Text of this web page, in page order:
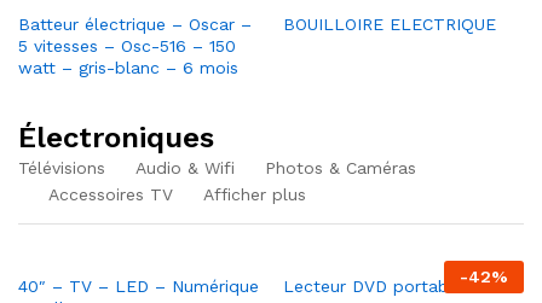
Batteur électrique – Oscar –
5 vitesses – Osc-516 – 150
watt – gris-blanc – 6 mois
BOUILLOIRE ELECTRIQUE
Électroniques
Télévisions Audio & Wifi
Photos & Caméras
Accessoires TV
Afficher plus
40″ – TV – LED – Numérique
-42%
Lecteur DVD portable PEVD-